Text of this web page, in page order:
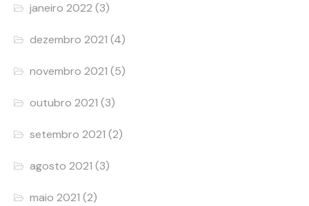
janeiro 2022 (3)
dezembro 2021 (4)
novembro 2021 (5)
outubro 2021 (3)
setembro 2021 (2)
agosto 2021 (3)
maio 2021 (2)